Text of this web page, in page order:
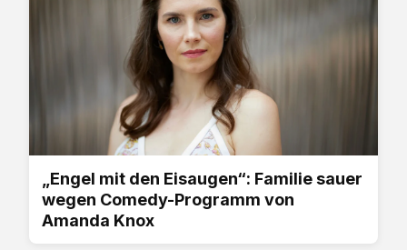
„Engel mit den Eisaugen“: Familie sauer
wegen Comedy-Programm von
Amanda Knox